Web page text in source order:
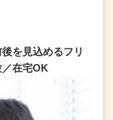
を見込めるフリ
在宅OK